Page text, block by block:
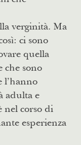
verginità. Ma
ci sono
quella
che sono
l’hanno
adulta e
nel corso di
esperienza